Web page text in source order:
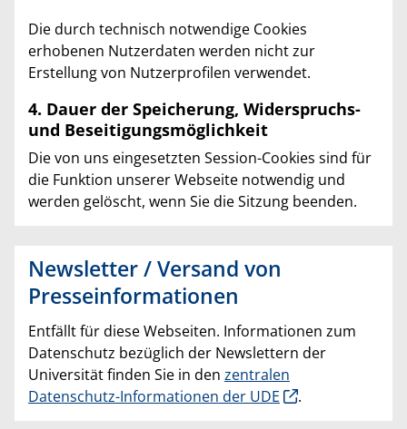
Die durch technisch notwendige Cookies
erhobenen Nutzerdaten werden nicht zur
Erstellung von Nutzerprofilen verwendet.
4. Dauer der Speicherung, Widerspruchs-
und Beseitigungsmöglichkeit
Die von uns eingesetzten Session-Cookies sind für
die Funktion unserer Webseite notwendig und
werden gelöscht, wenn Sie die Sitzung beenden.
Newsletter / Versand von
Presseinformationen
Entfällt für diese Webseiten. Informationen zum
Datenschutz bezüglich der Newslettern der
Universität finden Sie in den zentralen
Datenschutz-Informationen der UDE
.